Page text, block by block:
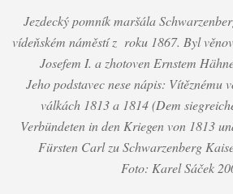
Jezdecký pomník maršála
vídeňském náměstí z roku 1867. Byl
Josefem I. a zhotoven Ernstem
Jeho podstavec nese nápis: Vítěznému
válkách 1813 a 1814 (Dem
Verbündeten in den Kriegen von 1813
Fürsten Carl zu Schwarzenberg
Foto: Karel Sáček